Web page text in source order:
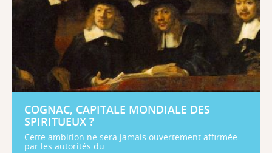
COGNAC, CAPITALE MONDIALE DES
SPIRITUEUX ?
Cette ambition ne sera jamais ouvertement affirmée
par les autorités du...